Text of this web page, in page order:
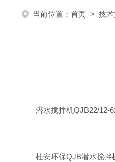
当前位置： 首页 > 技
潜水搅拌机QJB22/12-
杜安环保QJB潜水搅拌